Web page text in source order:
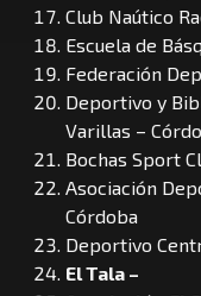
Club Naútico
Escuela de
Federación
Deportivo y
Varillas –
Bochas Sport
Asociación
Córdoba
Deportivo
El Tala –